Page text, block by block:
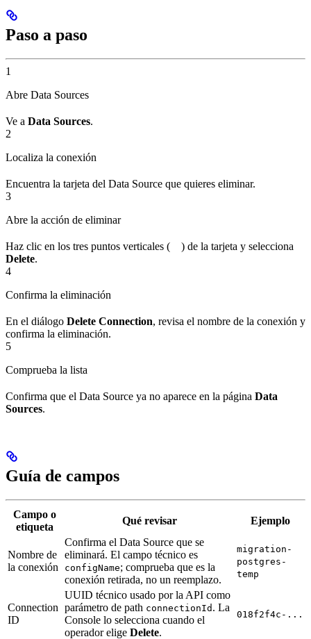
Paso a paso
1
Abre Data Sources
Ve a Data Sources.
2
Localiza la conexión
Encuentra la tarjeta del Data Source que quieres eliminar.
3
Abre la acción de eliminar
Haz clic en los tres puntos verticales (
) de la tarjeta y selecciona
Delete.
4
Confirma la eliminación
En el diálogo Delete Connection, revisa el nombre de la conexión y
confirma la eliminación.
5
Comprueba la lista
Confirma que el Data Source ya no aparece en la página Data
Sources.
Guía de campos
Campo o
etiqueta
Qué revisar Ejemplo
Nombre de
la conexión
Confirma el Data Source que se
eliminará. El campo técnico es
configName; comprueba que es la
conexión retirada, no un reemplazo.
migration-
postgres-
temp
Connection
ID
UUID técnico usado por la API como
parámetro de path connectionId . La
Console lo selecciona cuando el
operador elige Delete.
018f2f4c-...